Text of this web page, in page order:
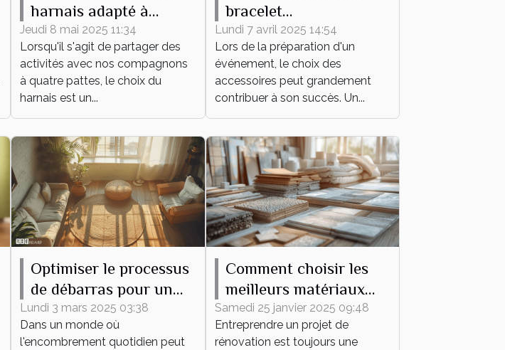
harnais adapté à
différentes activités
canines
Jeudi 8 mai 2025 11:34
Lorsqu'il s'agit de partager des
activités avec nos compagnons
à quatre pattes, le choix du
harnais est un...
bracelet
personnalisable parfait
pour votre événement
Lundi 7 avril 2025 14:54
Lors de la préparation d'un
événement, le choix des
accessoires peut grandement
contribuer à son succès. Un...
Optimiser le processus
de débarras pour un
espace épuré et
fonctionnel
Lundi 3 mars 2025 03:38
Dans un monde où
l'encombrement quotidien peut
Comment choisir les
meilleurs matériaux
pour votre projet de
rénovation
Samedi 25 janvier 2025 09:48
Entreprendre un projet de
rénovation est toujours une